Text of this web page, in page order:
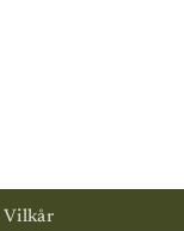
Vilkår